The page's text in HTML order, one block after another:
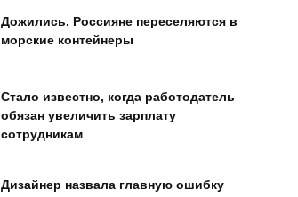
Дожились. Россияне переселяются в
морские контейнеры
Стало известно, когда работодатель
обязан увеличить зарплату
сотрудникам
Дизайнер назвала главную ошибку